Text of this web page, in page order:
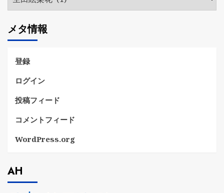
テ
リ
ー
メタ情報
登録
ログイン
投稿フィード
コメントフィード
WordPress.org
AH